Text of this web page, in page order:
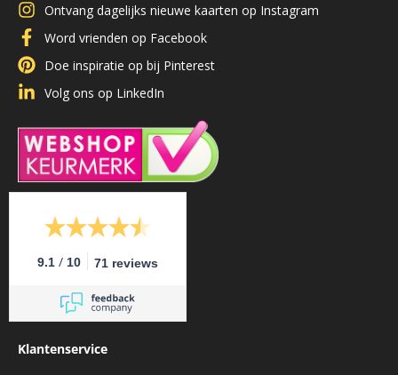
Ontvang dagelijks nieuwe kaarten op Instagram
Word vrienden op Facebook
Doe inspiratie op bij Pinterest
Volg ons op LinkedIn
9.1 / 10 71 reviews
Klantenservice